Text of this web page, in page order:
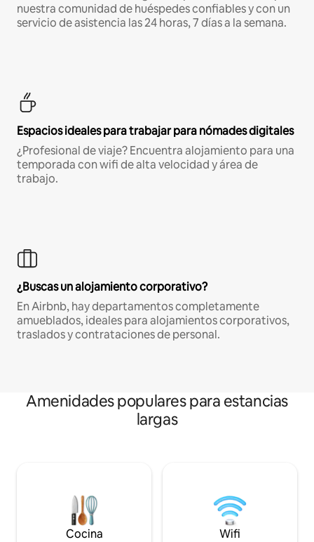
nuestra comunidad de huéspedes confiables y con un
servicio de asistencia las 24 horas, 7 días a la semana.
Espacios ideales para trabajar para nómades digitales
¿Profesional de viaje? Encuentra alojamiento para una
temporada con wifi de alta velocidad y área de
trabajo.
¿Buscas un alojamiento corporativo?
En Airbnb, hay departamentos completamente
amueblados, ideales para alojamientos corporativos,
traslados y contrataciones de personal.
Amenidades populares para estancias
largas
Cocina Wifi